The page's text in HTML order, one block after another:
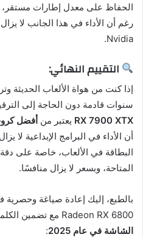
الحفاظ على معدل إطارات مستقر،
رغم أن الأداء في هذا الجانب لا
Nvidia.
التقييم النهائي:
إذا كنت من هواة الألعاب الحديثة
سنوات قادمة دون الحاجة إلى
RX 7900 XTX يعتبر من أفضل
أن الأداء في البرامج الإبداعية لا
المتاحة، وبسعر لا يزال منافسًا.
Radeon RX 6800 مع تضمين الكلمة المفتاحية
الشاشة في عام 2025
: